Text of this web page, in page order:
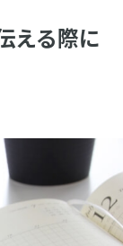
える際に